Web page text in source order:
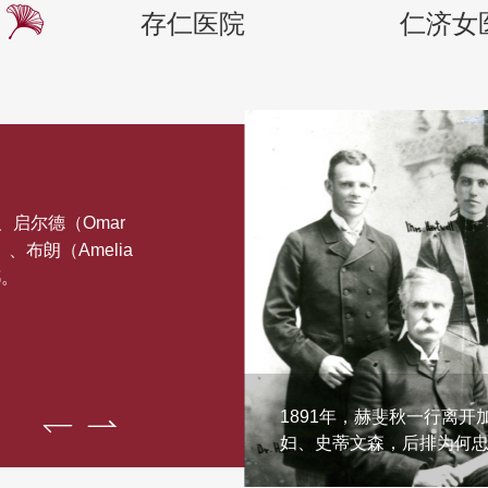
存仁医院 仁济女
仁济医院大楼
启尔德（Omar
、布朗（Amelia
1891年，赫斐秋一行离开
妇、史蒂文森，后排为何
，初名美以美诊
存仁医院注册表
）在重建的四圣
医院，这是四川
身着清朝服饰的启希贤
）在四圣祠医